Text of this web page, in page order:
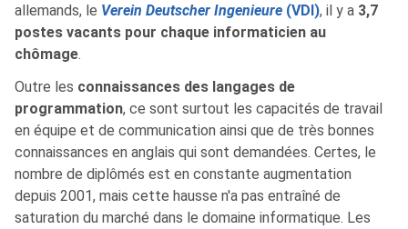
allemands, le Verein Deutscher Ingenieure (VDI), il y a 3,7
postes vacants pour chaque informaticien au
chômage.
Outre les connaissances des langages de
programmation, ce sont surtout les capacités de travail
en équipe et de communication ainsi que de très bonnes
connaissances en anglais qui sont demandées. Certes, le
nombre de diplômés est en constante augmentation
depuis 2001, mais cette hausse n'a pas entraîné de
saturation du marché dans le domaine informatique. Les